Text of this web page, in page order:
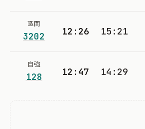
區間
3202 12:26 15:21
自強
128 12:47 14:29